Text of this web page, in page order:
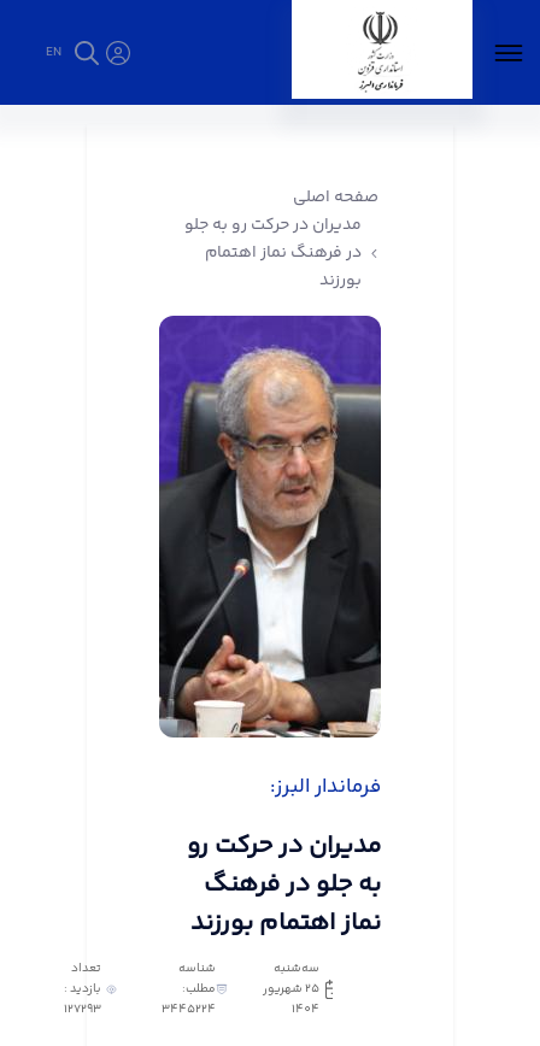
EN
صفحه اصلی
مدیران در حرکت رو به جلو
در فرهنگ نماز اهتمام
بورزند
فرماندار البرز:
مدیران در حرکت رو
به جلو در فرهنگ
نماز اهتمام بورزند
سه‌شنبه
25 شهریور
1404
شناسه
مطلب:
3445224
تعداد
بازدید :
127293